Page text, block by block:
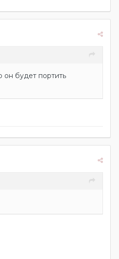
он будет портить